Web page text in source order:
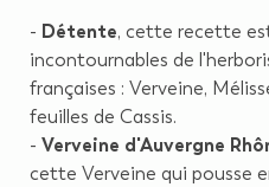
- Détente, cette recette
incontournables de
françaises : Verveine,
feuilles de Cassis.
- Verveine d'Auvergne
cette Verveine qui pousse